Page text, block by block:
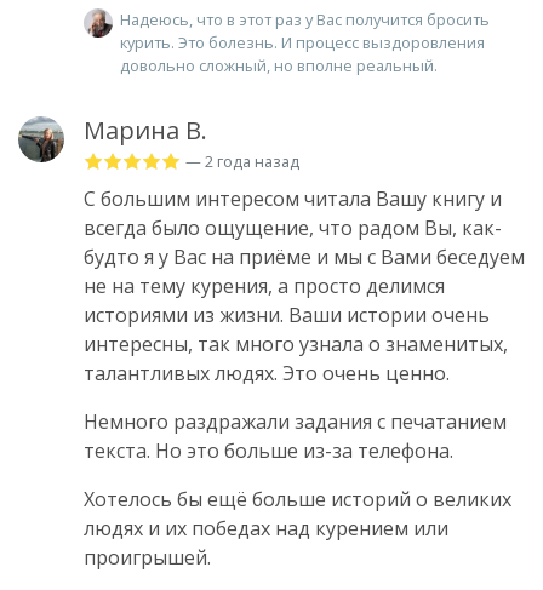
Надеюсь, что в этот раз у Вас получится бросить
курить. Это болезнь. И процесс выздоровления
довольно сложный, но вполне реальный.
Марина В.
— 2 года назад
С большим интересом читала Вашу книгу и
всегда было ощущение, что радом Вы, как-
будто я у Вас на приёме и мы с Вами беседуем
не на тему курения, а просто делимся
историями из жизни. Ваши истории очень
интересны, так много узнала о знаменитых,
талантливых людях. Это очень ценно.
Немного раздражали задания с печатанием
текста. Но это больше из-за телефона.
Хотелось бы ещё больше историй о великих
людях и их победах над курением или
проигрышей.